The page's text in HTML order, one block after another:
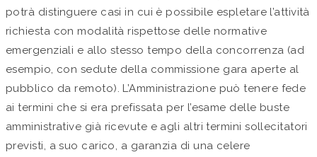
potrà distinguere casi in cui è possibile espletare l’attività
richiesta con modalità rispettose delle normative
emergenziali e allo stesso tempo della concorrenza (ad
esempio, con sedute della commissione gara aperte al
pubblico da remoto). L’Amministrazione può tenere fede
ai termini che si era prefissata per l’esame delle buste
amministrative già ricevute e agli altri termini sollecitatori
previsti, a suo carico, a garanzia di una celere